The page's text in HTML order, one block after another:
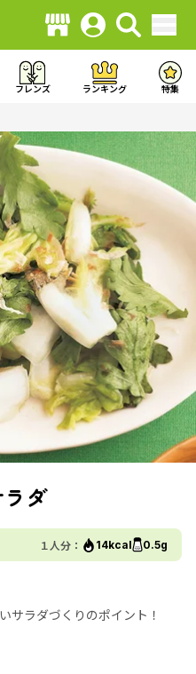
フレンズ ランキング 特集
ダ
１人分： 14kcal 0.5g
サラダづくりのポイント！